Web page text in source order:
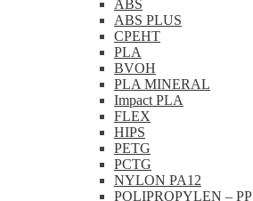
ABS
ABS PLUS
CPEHT
PLA
BVOH
PLA MINERAL
Impact PLA
FLEX
HIPS
PETG
PCTG
NYLON PA12
POLIPROPYLEN – PP